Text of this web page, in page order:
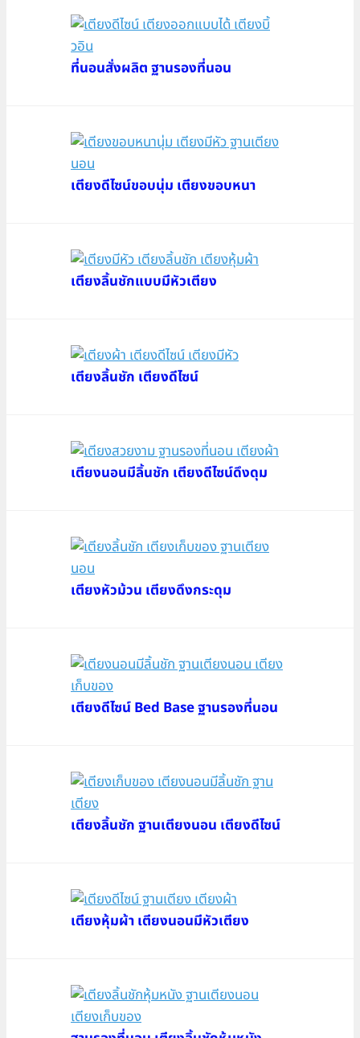
ที่นอนสั่งผลิต ฐานรองที่นอน
เตียงดีไซน์ขอบนุ่ม เตียงขอบหนา
เตียงลิ้นชักแบบมีหัวเตียง
เตียงลิ้นชัก เตียงดีไซน์
เตียงนอนมีลิ้นชัก เตียงดีไซน์ดึงดุม
เตียงหัวม้วน เตียงดึงกระดุม
เตียงดีไซน์ Bed Base ฐานรองที่นอน
เตียงลิ้นชัก ฐานเตียงนอน เตียงดีไซน์
เตียงหุ้มผ้า เตียงนอนมีหัวเตียง